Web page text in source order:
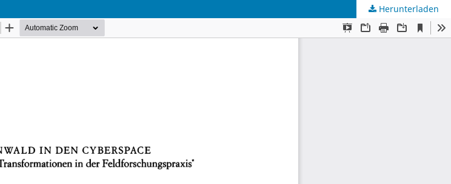
Herunterladen